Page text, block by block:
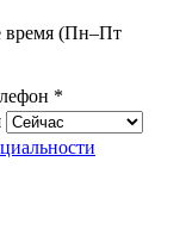
время (Пн–Пт
*